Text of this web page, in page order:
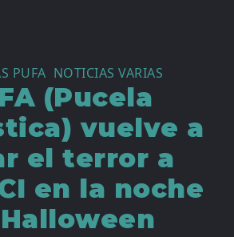
PUFA NOTICIAS VARIAS
(Pucela
vuelve a
el terror a
en la noche